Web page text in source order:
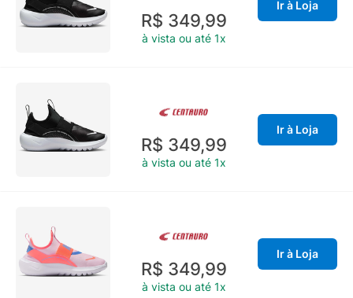
R$ 349,99
à vista ou até 1x
Ir à Loja
R$ 349,99
à vista ou até 1x
Ir à Loja
R$ 349,99
à vista ou até 1x
Ir à Loja